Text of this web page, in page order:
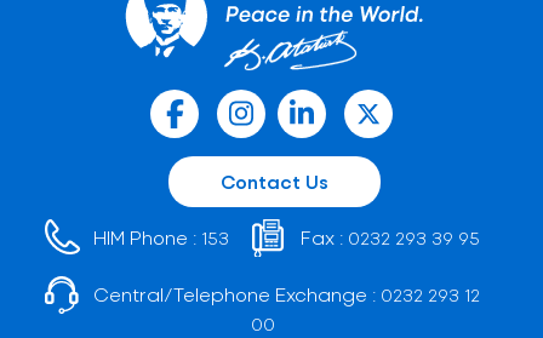
Contact Us
HIM Phone : 153 Fax : 0232 293 39 95
Central/Telephone Exchange : 0232 293 12
00